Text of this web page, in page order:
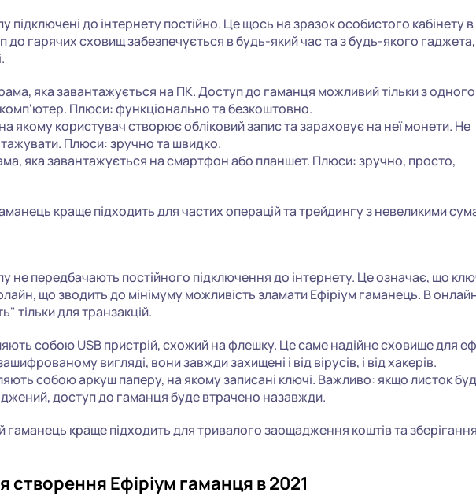
підключені до інтернету постійно. Це щось на зразок особистого кабінету в
до гарячих сховищ забезпечується в будь-який час та з будь-якого
яка завантажується на ПК. Доступ до гаманця можливий тільки з одного
Плюси: функціонально та безкоштовно.
якому користувач створює обліковий запис та зараховує на неї монети. Не
Плюси: зручно та швидко.
яка завантажується на смартфон або планшет. Плюси: зручно, просто,
краще підходить для частих операцій та трейдингу з невеликими
не передбачають постійного підключення до інтернету. Це означає, що
що зводить до мінімуму можливість зламати Ефіріум гаманець. В
тільки для транзакцій.
собою USB пристрій, схожий на флешку. Це саме надійне сховище для
вигляді, вони завжди захищені і від вірусів, і від хакерів.
собою аркуш паперу, на якому записані ключі. Важливо: якщо листок
доступ до гаманця буде втрачено назавжди.
гаманець краще підходить для тривалого заощадження коштів та зберігання
створення Ефіріум гаманця в 2021